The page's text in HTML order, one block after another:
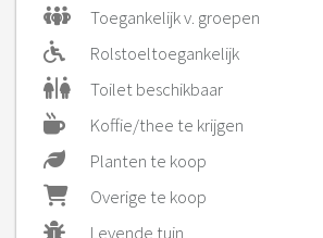
Toegankelijk v. groepen
Rolstoeltoegankelijk
Toilet beschikbaar
Koffie/thee te krijgen
Planten te koop
Overige te koop
Levende tuin